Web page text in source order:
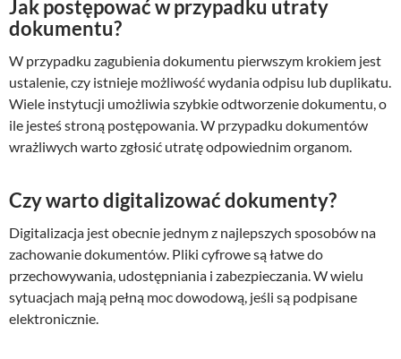
Jak postępować w przypadku utraty
dokumentu?
W przypadku zagubienia dokumentu pierwszym krokiem jest
ustalenie, czy istnieje możliwość wydania odpisu lub duplikatu.
Wiele instytucji umożliwia szybkie odtworzenie dokumentu, o
ile jesteś stroną postępowania. W przypadku dokumentów
wrażliwych warto zgłosić utratę odpowiednim organom.
Czy warto digitalizować dokumenty?
Digitalizacja jest obecnie jednym z najlepszych sposobów na
zachowanie dokumentów. Pliki cyfrowe są łatwe do
przechowywania, udostępniania i zabezpieczania. W wielu
sytuacjach mają pełną moc dowodową, jeśli są podpisane
elektronicznie.